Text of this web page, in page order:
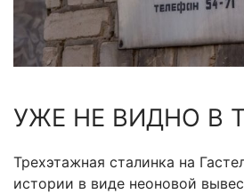
УЖЕ НЕ ВИДНО В
Трехэтажная сталинка на
истории в виде неоновой